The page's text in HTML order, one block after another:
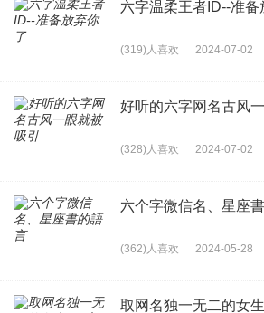
六字温柔王者ID--准备
(319)人喜欢 2024-07-02
好听的六字网名古风一
(328)人喜欢 2024-07-02
六个字微信名、星座
(362)人喜欢 2024-05-28
取网名独一无二的女